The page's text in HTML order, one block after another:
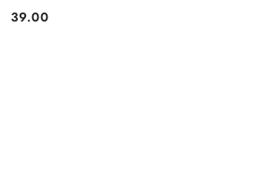
Cena:
39.00